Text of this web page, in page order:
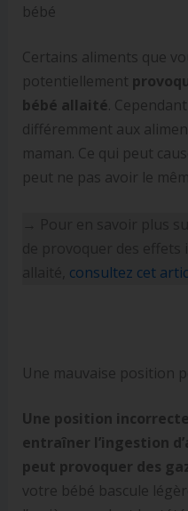
bébé
Certains aliments que
potentiellement
bébé allaité.
différemment aux
maman. Ce qui peut
peut ne pas avoir le
consultez cet
Une mauvaise position
Une position
entraîner l’ingestion
peut provoquer des
votre bébé bascule